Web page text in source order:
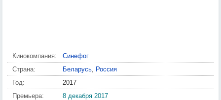
Кинокомпания:
Синефог
Страна:
Беларусь, Россия
Год:
2017
Премьера:
8 декабря 2017